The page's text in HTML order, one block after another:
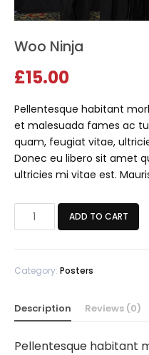
Woo Ninja
£15.00
Pellentesque habitant
et malesuada fames ac
quam, feugiat vitae,
Donec eu libero sit amet
ultricies mi vitae est.
Woo
ADD TO CART
Category: Posters
Description Reviews (0)
Pellentesque habitant